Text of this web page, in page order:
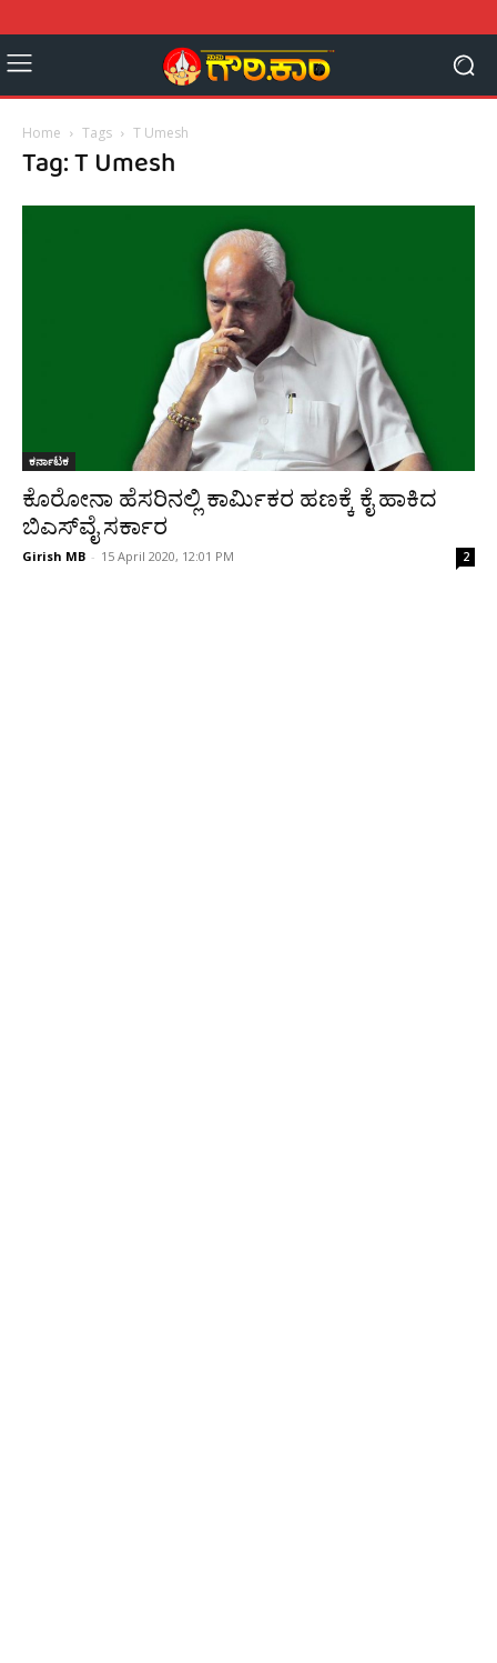
Home Tags T Umesh
Tag: T Umesh
ಕರ್ನಾಟಕ
ಕೊರೋನಾ ಹೆಸರಿನಲ್ಲಿ ಕಾರ್ಮಿಕರ ಹಣಕ್ಕೆ ಕೈ ಹಾಕಿದ
ಬಿಎಸ್‍ವೈ ಸರ್ಕಾರ
Girish MB - 15 April 2020, 12:01 PM 2